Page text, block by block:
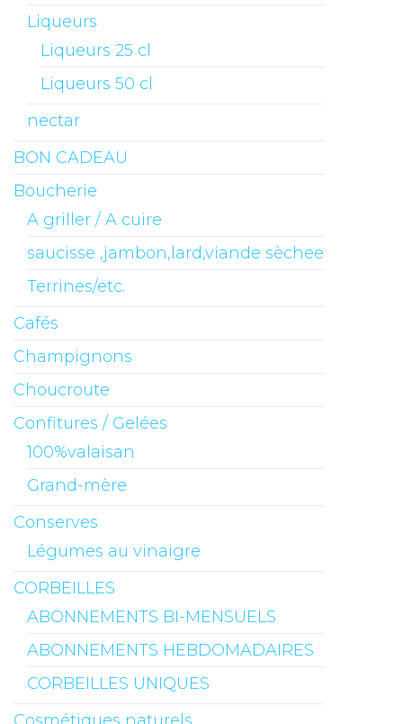
Liqueurs
Liqueurs 25 cl
Liqueurs 50 cl
nectar
BON CADEAU
Boucherie
A griller / A cuire
saucisse ,jambon,lard,viande sèchee
Terrines/etc.
Cafés
Champignons
Choucroute
Confitures / Gelées
100%valaisan
Grand-mère
Conserves
Légumes au vinaigre
CORBEILLES
ABONNEMENTS BI-MENSUELS
ABONNEMENTS HEBDOMADAIRES
CORBEILLES UNIQUES